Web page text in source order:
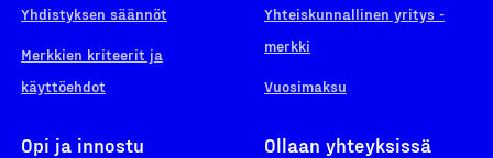
Yhdistyksen säännöt
Merkkien kriteerit ja
käyttöehdot
Yhteiskunnallinen yritys -
merkki
Vuosimaksu
Opi ja innostu Ollaan yhteyksissä